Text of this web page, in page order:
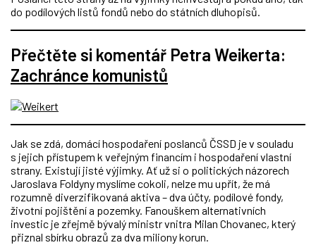
do podílových listů fondů nebo do státních dluhopisů.
Přečtěte si komentář Petra Weikerta:
Zachránce komunistů
Jak se zdá, domácí hospodaření poslanců ČSSD je v souladu
s jejich přístupem k veřejným financím i hospodaření vlastní
strany. Existují jisté výjimky. Ať už si o politických názorech
Jaroslava Foldyny myslíme cokoli, nelze mu upřít, že má
rozumně diverzifikovaná aktiva – dva účty, podílové fondy,
životní pojištění a pozemky. Fanouškem alternativních
investic je zřejmě bývalý ministr vnitra Milan Chovanec, který
přiznal sbírku obrazů za dva miliony korun.